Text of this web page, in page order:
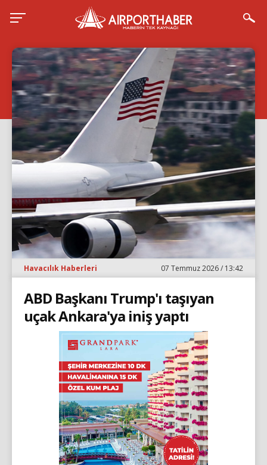
Havacılık Haberleri 07 Temmuz 2026 / 13:42
ABD Başkanı Trump'ı taşıyan
uçak Ankara'ya iniş yaptı